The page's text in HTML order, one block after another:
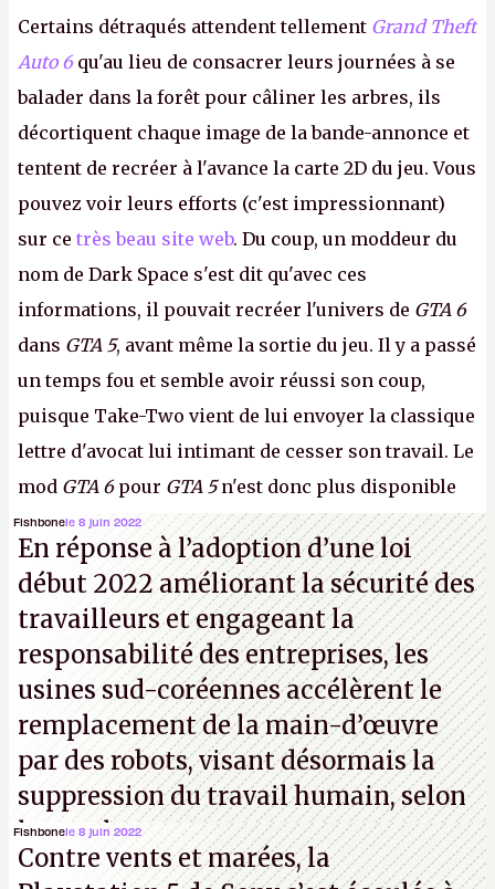
Certains détraqués attendent tellement Grand Theft
Auto 6 qu'au lieu de consacrer leurs journées à se
balader dans la forêt pour câliner les arbres, ils
décortiquent chaque image de la bande-annonce et
tentent de recréer à l'avance la carte 2D du jeu. Vous
pouvez voir leurs efforts (c'est impressionnant)
sur ce très beau site web. Du coup, un moddeur du
nom de Dark Space s'est dit qu'avec ces
informations, il pouvait recréer l'univers de GTA 6
dans GTA 5, avant même la sortie du jeu. Il y a passé
un temps fou et semble avoir réussi son coup,
puisque Take-Two vient de lui envoyer la classique
lettre d'avocat lui intimant de cesser son travail. Le
mod GTA 6pour GTA 5n'est donc plus disponible
au téléchargement. Vous pouvez encore en voir
quelques bribes surcette vidéo YouTube.A.
Fishbonele 8 juin 2022
En réponse à l’adoption d’une loi
début 2022 améliorant la sécurité des
travailleurs et engageant la
responsabilité des entreprises, les
usines sud-coréennes accélèrent le
remplacement de la main-d’œuvre
par des robots, visant désormais la
suppression du travail humain, selon
les analystes.
Fishbonele 8 juin 2022
Contre vents et marées, la